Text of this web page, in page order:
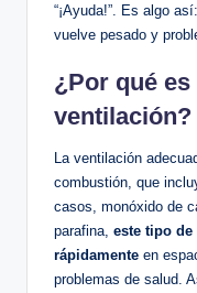
“¡Ayuda!”. ​Es algo
vuelve pesado y
¿Por qué
ventilación?
La ​ventilación
combustión,​ que
casos, monóxido ⁤de⁣
parafina, este ​tipo de
rápidamente en
problemas ​de salud.‌